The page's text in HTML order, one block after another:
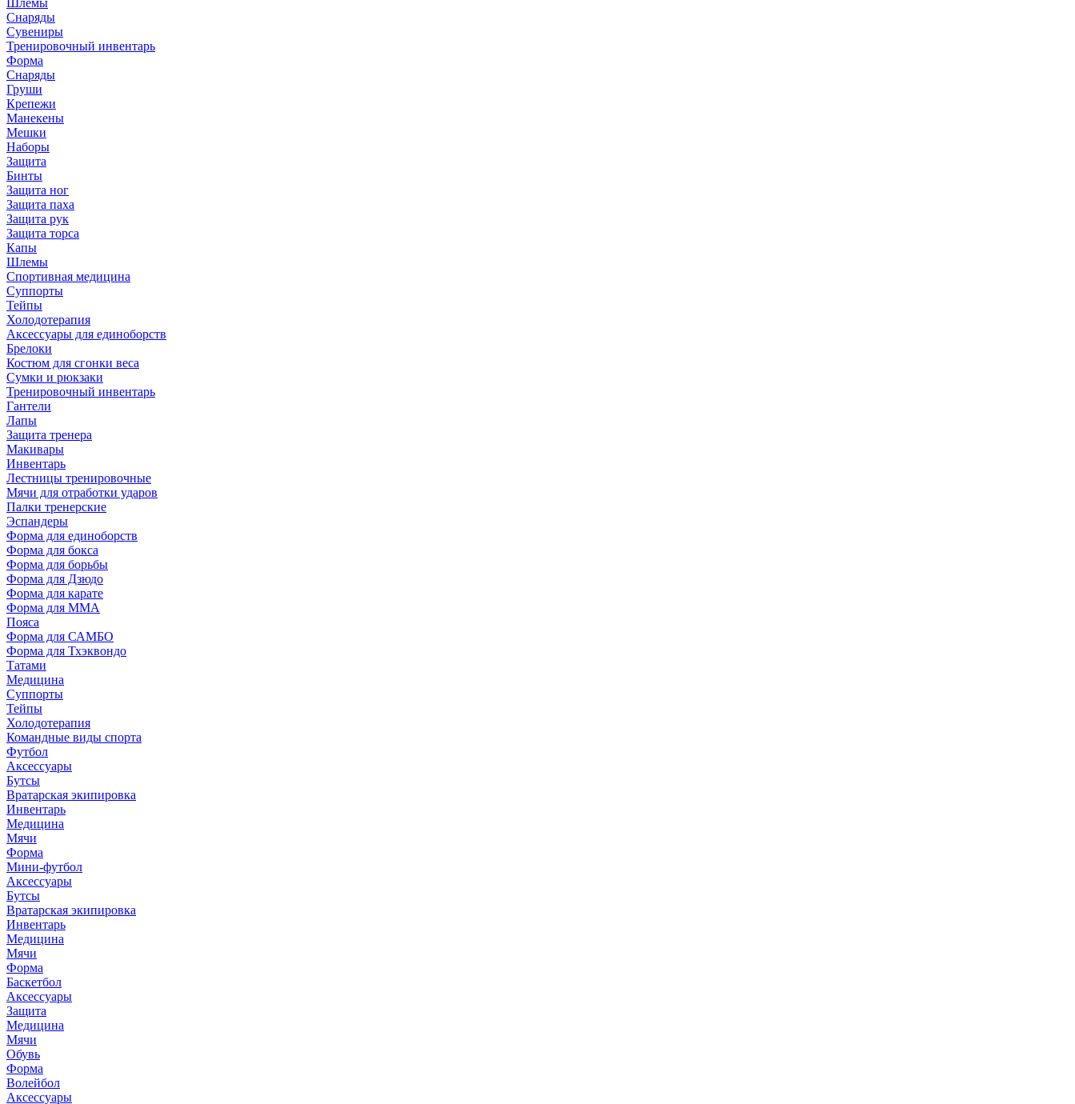
Шлемы
Снаряды
Сувениры
Тренировочный инвентарь
Форма
Снаряды
Груши
Крепежи
Манекены
Мешки
Наборы
Защита
Бинты
Защита ног
Защита паха
Защита рук
Защита торса
Капы
Шлемы
Спортивная медицина
Суппорты
Тейпы
Холодотерапия
Аксессуары для единоборств
Брелоки
Костюм для сгонки веса
Сумки и рюкзаки
Тренировочный инвентарь
Гантели
Лапы
Защита тренера
Макивары
Инвентарь
Лестницы тренировочные
Мячи для отработки ударов
Палки тренерские
Эспандеры
Форма для единоборств
Форма для бокса
Форма для борьбы
Форма для Дзюдо
Форма для карате
Форма для MMA
Пояса
Форма для САМБО
Форма для Тхэквондо
Татами
Медицина
Суппорты
Тейпы
Холодотерапия
Командные виды спорта
Футбол
Аксессуары
Бутсы
Вратарская экипировка
Инвентарь
Медицина
Мячи
Форма
Мини-футбол
Аксессуары
Бутсы
Вратарская экипировка
Инвентарь
Медицина
Мячи
Форма
Баскетбол
Аксессуары
Защита
Медицина
Мячи
Обувь
Форма
Волейбол
Аксессуары